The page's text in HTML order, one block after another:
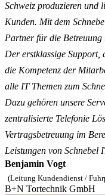
Schweiz produzieren und
Kunden. Mit dem
Partner für die Betreuung
Der erstklassige Support,
die Kompetenz der
alle IT Themen zum
Dazu gehören unsere
zentralisierte Telefonie
Vertragsbetreuung im
Leistungen von Schnebel
Benjamin Vogt
(Leitung Kundendienst /
B+N Tortechnik GmbH